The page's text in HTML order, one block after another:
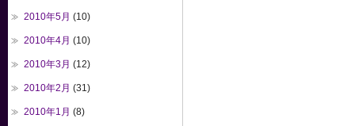
2010年5月 (10)
2010年4月 (10)
2010年3月 (12)
2010年2月 (31)
2010年1月 (8)